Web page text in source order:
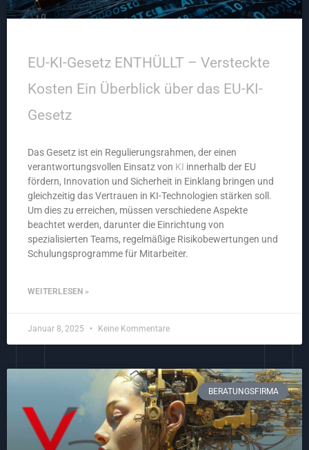
EU-KI-Gesetz ENTHÜLLT – Versteckte
Kosten Ein Überblick über das EU-KI-
Gesetz
Das Gesetz ist ein Regulierungsrahmen, der einen
verantwortungsvollen Einsatz von KI innerhalb der EU
fördern, Innovation und Sicherheit in Einklang bringen und
gleichzeitig das Vertrauen in KI-Technologien stärken soll.
Um dies zu erreichen, müssen verschiedene Aspekte
beachtet werden, darunter die Einrichtung von
spezialisierten Teams, regelmäßige Risikobewertungen und
Schulungsprogramme für Mitarbeiter.
WEITERLESEN »
Januar 8, 2025 Keine Kommentare
BERATUNGSFIRMA